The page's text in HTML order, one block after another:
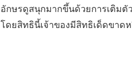
อักษรดูสนุกมากขึ้นด้วยการเติม
โดยสิทธินี้เจ้าของมีสิทธิเด็ดขาด